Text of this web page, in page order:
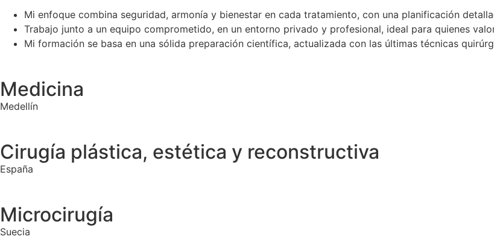
Mi enfoque combina seguridad, armonía y bienestar en cada tratamiento, con una planificación
Trabajo junto a un equipo comprometido, en un entorno privado y profesional, ideal para quienes
Mi formación se basa en una sólida preparación científica, actualizada con las últimas técnicas
Medicina
Medellín
Cirugía plástica, estética y reconstructiva
España
Microcirugía
Suecia